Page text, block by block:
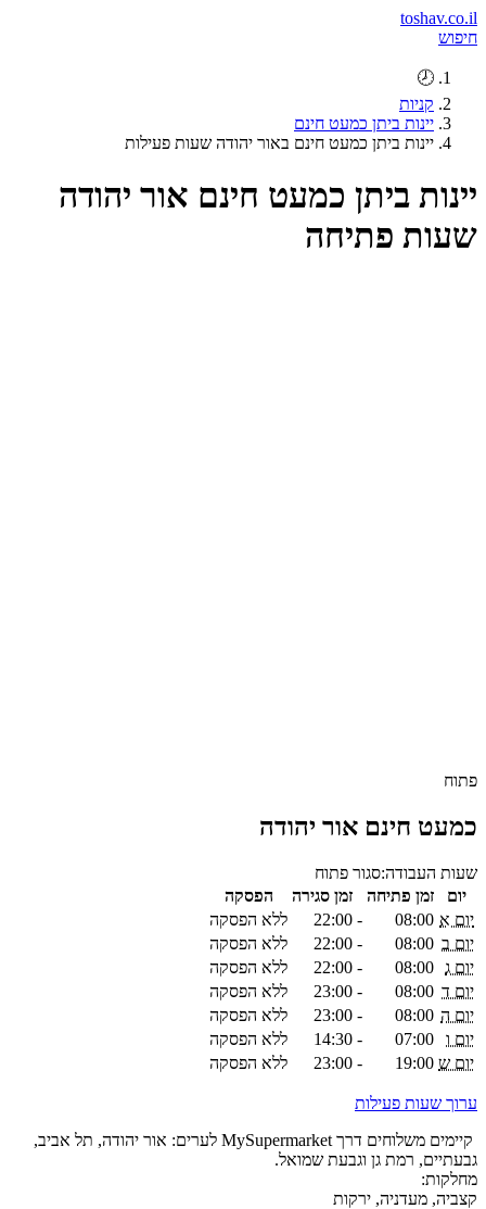
toshav.co.il
חיפוש
🕗
קניות
יינות ביתן כמעט חינם
יינות ביתן כמעט חינם באור יהודה שעות פעילות
יינות ביתן כמעט חינם אור יהודה
שעות פתיחה
פתוח
כמעט חינם אור יהודה
שעות העבודה:סגור פתוח
יום
זמן פתיחה זמן סגירה
הפסקה
יום א 08:00
-
22:00
ללא הפסקה
יום ב 08:00
-
22:00
ללא הפסקה
יום ג 08:00
-
22:00
ללא הפסקה
יום ד 08:00
-
23:00
ללא הפסקה
יום ה 08:00
-
23:00
ללא הפסקה
יום ו
07:00
-
14:30
ללא הפסקה
יום ש 19:00
-
23:00 ללא הפסקה
ערוך שעות פעילות
קיימים משלוחים דרך MySupermarket לערים: אור יהודה, תל אביב,
גבעתיים, רמת גן וגבעת שמואל.
מחלקות:
קצביה, מעדניה, ירקות